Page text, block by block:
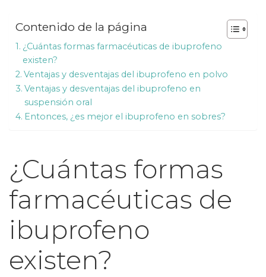
Contenido de la página
¿Cuántas formas farmacéuticas de ibuprofeno
existen?
Ventajas y desventajas del ibuprofeno en polvo
Ventajas y desventajas del ibuprofeno en
suspensión oral
Entonces, ¿es mejor el ibuprofeno en sobres?
¿Cuántas formas
farmacéuticas de
ibuprofeno
existen?